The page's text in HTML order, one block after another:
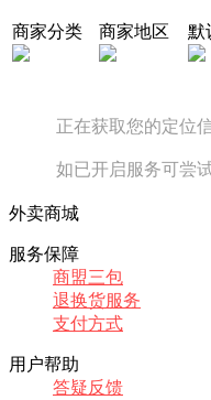
商家分类 商家地区 默
正在获取您的定位
如已开启服务可尝
外卖商城
服务保障
商盟三包
退换货服务
支付方式
用户帮助
答疑反馈